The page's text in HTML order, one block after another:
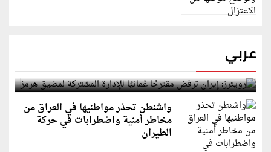
عربي
رويترز: إيران ترفض مقترحًا عُمانيًا للإدارة المشتركة
لمضيق هرمز
واشنطن تحذر مواطنيها في العراق من
مخاطر أمنية واضطرابات في حركة
الطيران